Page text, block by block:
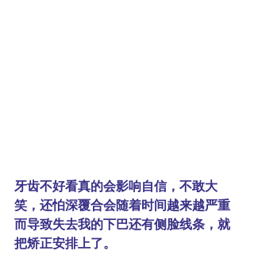
牙齿不好看真的会影响自信，不敢大
笑，还怕深覆合会随着时间越来越严重
而导致失去我的下巴还有侧脸线条，就
把矫正安排上了。